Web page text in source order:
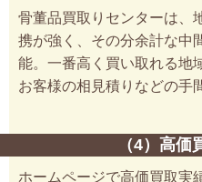
骨董品買取りセンターは、
携が強く、その分余計な中
能。一番高く買い取れる地
お客様の相見積りなどの手
（4）高価
ホームページで高価買取実